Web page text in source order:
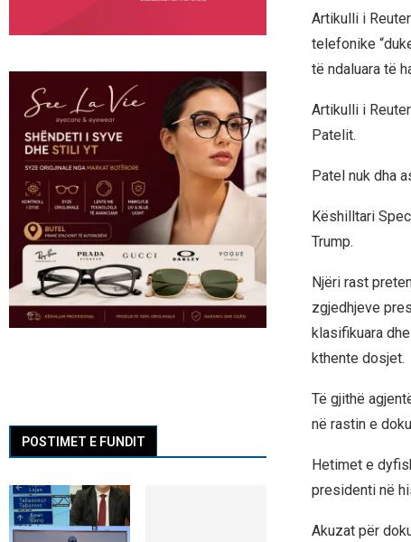
Artikulli i
telefonike
të ndaluara të
Artikulli i
Patelit.
Patel nuk dha
Këshilltari
Trump.
Njëri rast
zgjedhjeve
klasifikuara
kthente dosjet.
Të gjithë
në rastin e
Hetimet e
presidenti në
Akuzat për
POSTIMET E FUNDIT